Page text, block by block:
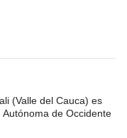
(Valle del Cauca) es
de Occidente